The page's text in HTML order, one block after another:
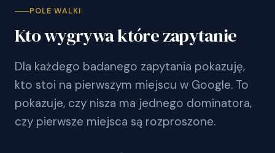
POLE WALKI
Kto wygrywa które zapytanie
Dla każdego badanego zapytania pokazuję,
kto stoi na pierwszym miejscu w Google. To
pokazuje, czy nisza ma jednego dominatora,
czy pierwsze miejsca są rozproszone.